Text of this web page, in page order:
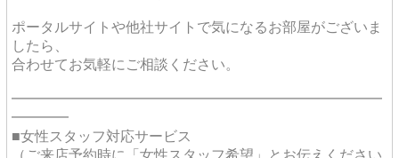
ポータルサイトや他社サイトで気になるお部屋がございま
したら、
合わせてお気軽にご相談ください。
━━━━━━━━━━━━━━━━━━━━━━━━━━
━━━━
■女性スタッフ対応サービス
（ご来店予約時に「女性スタッフ希望」とお伝えください